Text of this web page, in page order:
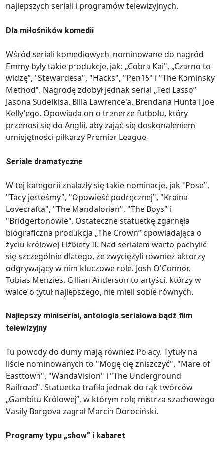
najlepszych seriali i programów telewizyjnych.
Dla miłośników komedii
Wśród seriali komediowych, nominowane do nagród
Emmy były takie produkcje, jak: „Cobra Kai", „Czarno to
widzę”, "Stewardesa", "Hacks", "Pen15" i "The Kominsky
Method". Nagrodę zdobył jednak serial „Ted Lasso”
Jasona Sudeikisa, Billa Lawrence'a, Brendana Hunta i Joe
Kelly'ego. Opowiada on o trenerze futbolu, który
przenosi się do Anglii, aby zająć się doskonaleniem
umiejętności piłkarzy Premier League.
Seriale dramatyczne
W tej kategorii znalazły się takie nominacje, jak "Pose",
"Tacy jesteśmy", "Opowieść podręcznej", "Kraina
Lovecrafta", "The Mandalorian", "The Boys" i
"Bridgertonowie". Ostateczne statuetkę zgarnęła
biograficzna produkcja „The Crown” opowiadająca o
życiu królowej Elżbiety II. Nad serialem warto pochylić
się szczególnie dlatego, że zwyciężyli również aktorzy
odgrywający w nim kluczowe role. Josh O'Connor,
Tobias Menzies, Gillian Anderson to artyści, którzy w
walce o tytuł najlepszego, nie mieli sobie równych.
Najlepszy miniserial, antologia serialowa bądź film
telewizyjny
Tu powody do dumy mają również Polacy. Tytuły na
liście nominowanych to "Mogę cię zniszczyć", "Mare of
Easttown", "WandaVision" i "The Underground
Railroad". Statuetka trafiła jednak do rąk twórców
„Gambitu Królowej”, w którym rolę mistrza szachowego
Vasily Borgova zagrał Marcin Dorociński.
Programy typu „show” i kabaret